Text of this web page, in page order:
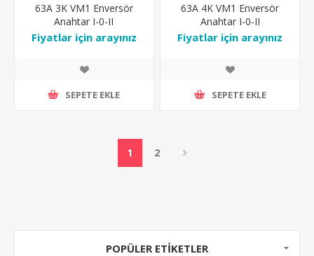
63A 3K VM1 Enversör
Anahtar I-0-II
Fiyatlar için arayınız
SEPETE EKLE
63A 4K VM1 Enversör
Anahtar I-0-II
Fiyatlar için arayınız
SEPETE EKLE
1 2
POPÜLER ETIKETLER